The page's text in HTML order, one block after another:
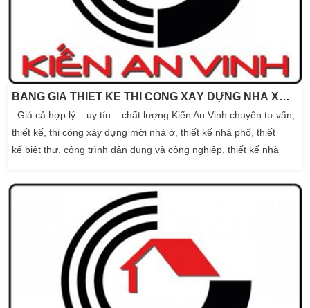
BẢNG GIÁ THIẾT KẾ THI CÔNG XÂY DỰNG NHÀ XƯỞNG – KIẾN AN VINH
Giá cả hợp lý – uy tín – chất lượng Kiến An Vinh chuyên tư vấn,
thiết kế, thi công xây dựng mới nhà ở, thiết kế nhà phố, thiết
kế biệt thự, công trình dân dụng và công nghiệp, thiết kế nhà
cầu. Thiết kế nội, ngoại thất công trình, cung cấp vật liệu. Xin
giấy phép xây nhà, thủ tục hoàn công đơn giản – nhanh chóng.
Với đội ngũ Kỹ sư […]